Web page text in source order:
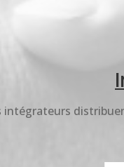
intégrateurs